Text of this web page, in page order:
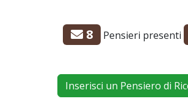
8 Pensieri presenti
Inserisci un Pensiero di